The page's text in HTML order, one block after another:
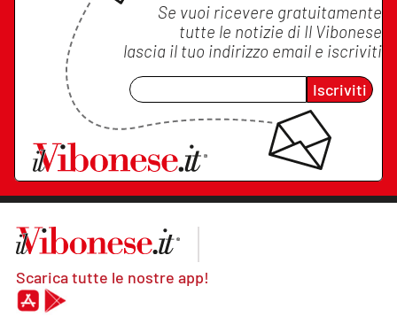
Se vuoi ricevere gratuitamente
tutte le notizie di Il Vibonese
lascia il tuo indirizzo email e iscriviti
Iscriviti
Scarica tutte le nostre app!